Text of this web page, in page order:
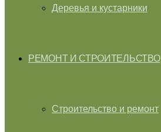
Деревья и кустарники
РЕМОНТ И СТРОИТЕЛЬСТВО
Строительство и ремонт